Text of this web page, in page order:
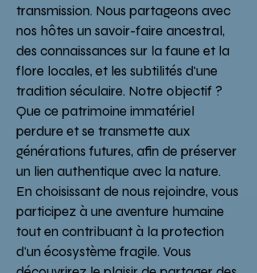
transmission. Nous partageons avec
nos hôtes un savoir-faire ancestral,
des connaissances sur la faune et la
flore locales, et les subtilités d'une
tradition séculaire. Notre objectif ?
Que ce patrimoine immatériel
perdure et se transmette aux
générations futures, afin de préserver
un lien authentique avec la nature.
En choisissant de nous rejoindre, vous
participez à une aventure humaine
tout en contribuant à la protection
d'un écosystème fragile. Vous